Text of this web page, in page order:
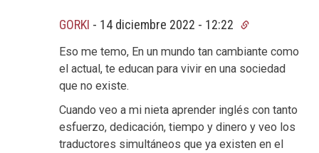
GORKI - 14 diciembre 2022 - 12:22
Eso me temo, En un mundo tan cambiante como
el actual, te educan para vivir en una sociedad
que no existe.
Cuando veo a mi nieta aprender inglés con tanto
esfuerzo, dedicación, tiempo y dinero y veo los
traductores simultáneos que ya existen en el